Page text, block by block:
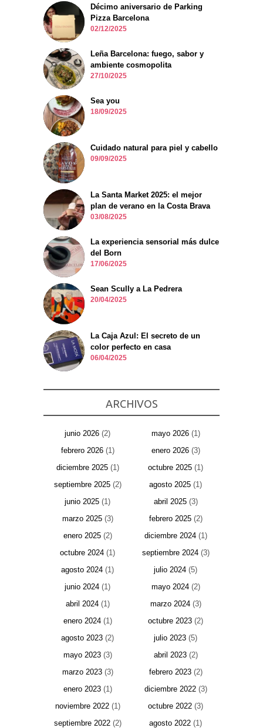
Décimo aniversario de Parking
Pizza Barcelona
02/12/2025
Leña Barcelona: fuego, sabor y
ambiente cosmopolita
27/10/2025
Sea you
18/09/2025
Cuidado natural para piel y cabello
09/09/2025
La Santa Market 2025: el mejor
plan de verano en la Costa Brava
03/08/2025
La experiencia sensorial más dulce
del Born
17/06/2025
Sean Scully a La Pedrera
20/04/2025
La Caja Azul: El secreto de un
color perfecto en casa
06/04/2025
ARCHIVOS
junio 2026 (2) mayo 2026(1)
febrero 2026(1) enero 2026(3)
diciembre 2025(1) octubre 2025 (1)
septiembre 2025(2) agosto 2025 (1)
junio 2025 (1) abril 2025(3)
marzo 2025(3) febrero 2025(2)
enero 2025(2) diciembre 2024(1)
octubre 2024 (1) septiembre 2024(3)
agosto 2024 (1) julio 2024 (5)
junio 2024 (1) mayo 2024(2)
abril 2024(1) marzo 2024(3)
enero 2024(1) octubre 2023 (2)
agosto 2023 (2) julio 2023 (5)
mayo 2023(3) abril 2023(2)
marzo 2023(3) febrero 2023(2)
enero 2023(1) diciembre 2022(3)
noviembre 2022(1) octubre 2022 (3)
septiembre 2022(2) agosto 2022 (1)